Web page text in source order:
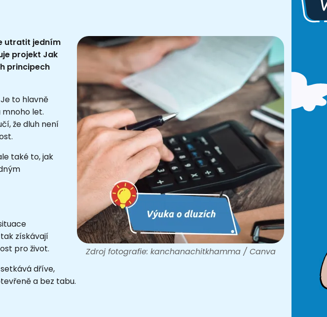
Zdroj fotografie: kanchanachitkhamma / Canva
utratit jedním
projekt Jak
principech
to hlavně
let.
že dluh není
také to, jak
získávají
pro život.
dříve,
a bez tabu.